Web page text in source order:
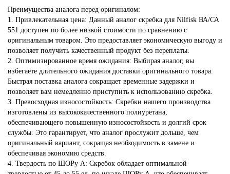
Преимущества аналога перед оригиналом:
1. Привлекательная цена: Данный аналог скребка для Nilfisk ВА/СА
551 доступен по более низкой стоимости по сравнению с
оригинальным товаром. Это предоставляет экономическую выгоду и
позволяет получить качественный продукт без переплаты.
2. Оптимизированное время ожидания: Выбирая аналог, вы
избегаете длительного ожидания доставки оригинального товара.
Быстрая поставка аналога сокращает временные задержки и
позволяет вам немедленно приступить к использованию скребка.
3. Превосходная износостойкость: Скребки нашего производства
изготовлены из высококачественного полиуретана,
обеспечивающего повышенную износостойкость и долгий срок
службы. Это гарантирует, что аналог прослужит дольше, чем
оригинальный вариант, сокращая необходимость в замене и
обеспечивая экономию средств.
4. Твердость по ШОРу А: Скребок обладает оптимальной